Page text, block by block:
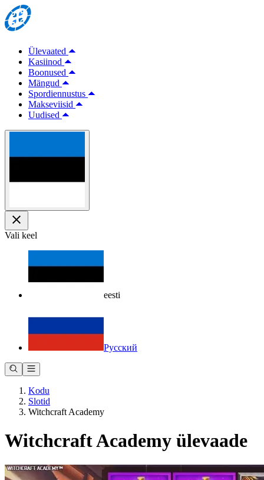
Ülevaated
Kasiinod
Boonused
Mängud
Spordiennustus
Makseviisid
Uudised
Vali keel
eesti
Русский
Kodu
Slotid
Witchcraft Academy
Witchcraft Academy ülevaade